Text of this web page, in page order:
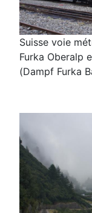
Suisse voie
Furka Oberalp
(Dampf Furka